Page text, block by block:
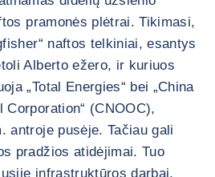
pramonės plėtrai. Tikimasi,
naftos telkiniai, esantys
Alberto ežero, ir kuriuos
„Total Energies“ bei „China
(CNOOC),
antroje pusėje. Tačiau gali
pradžios atidėjimai. Tuo
infrastruktūros darbai,